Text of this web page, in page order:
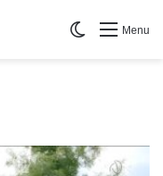
Menu
Switch skin